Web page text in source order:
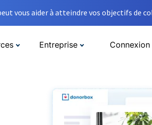
vous aider à atteindre vos objectifs de
Entreprise Connexion